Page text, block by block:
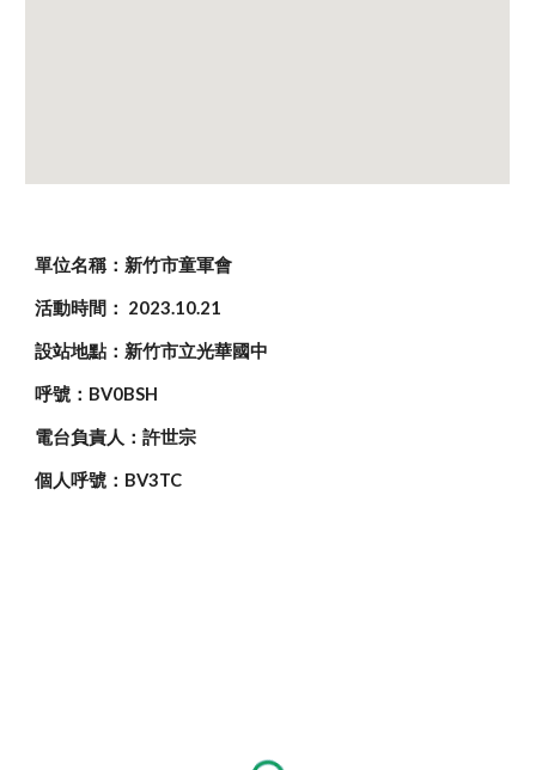
單位名稱： 新竹市童軍會
活動時間： 2023.10.21
設站地點：新竹市立光華國中
呼號：BV0BSH
電台負責人：許世宗
個人呼號：BV3TC